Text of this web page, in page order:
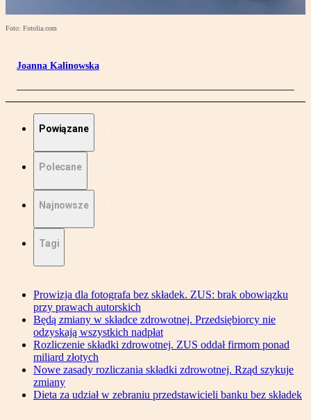
Foto: Fotolia.com
Joanna Kalinowska
Powiązane
Polecane
Najnowsze
Tagi
Prowizja dla fotografa bez składek. ZUS: brak obowiązku
przy prawach autorskich
Będą zmiany w składce zdrowotnej. Przedsiębiorcy nie
odzyskają wszystkich nadpłat
Rozliczenie składki zdrowotnej. ZUS oddał firmom ponad
miliard złotych
Nowe zasady rozliczania składki zdrowotnej. Rząd szykuje
zmiany
Dieta za udział w zebraniu przedstawicieli banku bez składek